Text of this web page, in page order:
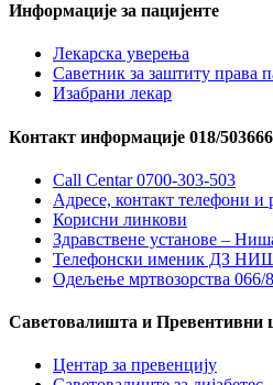
Информације за пацијенте
Лекарска уверења
Саветник за заштиту права
Изабрани лекар
Контакт информације 018/503666
Call Centar 0700-303-503
Адресe, контакт телефони и
Корисни линкови
Здравствене установе –
Телефонски именик ДЗ
Одељење мртвозорства 066/
Саветовалишта и Превентивни
Центар за превенцију